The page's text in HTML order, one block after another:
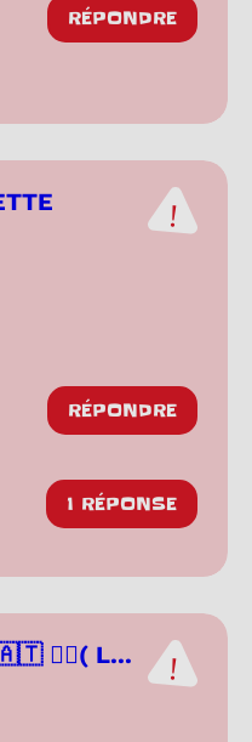
réactions
RÉPONDRE
réactions
RÉPONDRE
1 RÉPONSE
🏳️‍🌈( L...